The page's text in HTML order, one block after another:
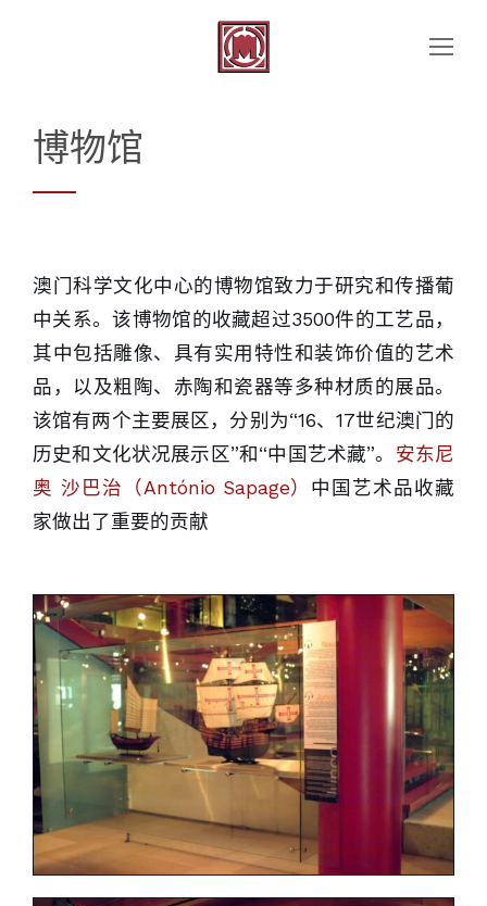
博物馆
澳门科学文化中心的博物馆致力于研究和传播葡
中关系。该博物馆的收藏超过3500件的工艺品，
其中包括雕像、具有实用特性和装饰价值的艺术
品，以及粗陶、赤陶和瓷器等多种材质的展品。
该馆有两个主要展区，分别为“16、17世纪澳门的
历史和文化状况展示区”和“中国艺术藏”。 安东尼
奥 沙巴治（António Sapage） 中国艺术品收藏
家做出了重要的贡献